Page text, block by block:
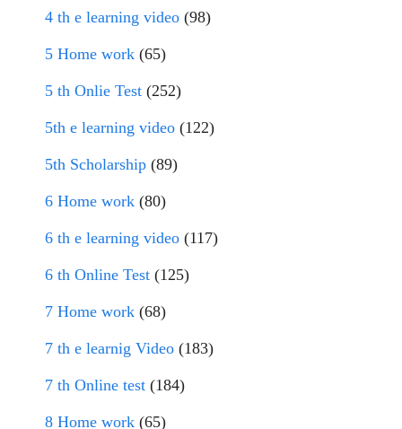
4 th e learning video (98)
5 Home work (65)
5 th Onlie Test (252)
5th e learning video (122)
5th Scholarship (89)
6 Home work (80)
6 th e learning video (117)
6 th Online Test (125)
7 Home work (68)
7 th e learnig Video (183)
7 th Online test (184)
8 Home work (65)